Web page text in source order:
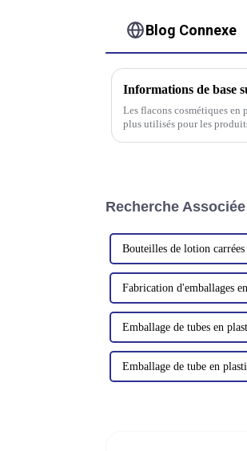
Blog Connexe
Informations de base
Les flacons cosmétiques en
plus utilisés pour les
Recherche Associée
Bouteilles de lotion carrées
Fabrication d'emballages
Emballage de tubes en
Emballage de tube en